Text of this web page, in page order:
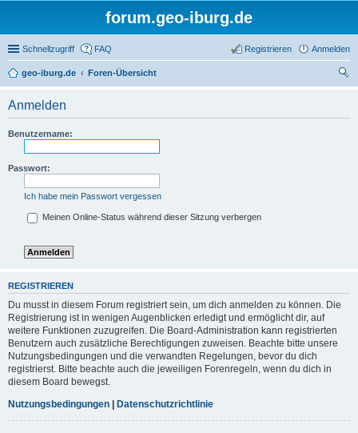
forum.geo-iburg.de
Schnellzugriff FAQ Anmelden
Registrieren
geo-iburg.de
Foren-Übersicht
Anmelden
Benutzername:
Passwort:
Ich habe mein Passwort vergessen
Meinen Online-Status während dieser Sitzung verbergen
REGISTRIEREN
Du musst in diesem Forum registriert sein, um dich anmelden zu können. Die
Registrierung ist in wenigen Augenblicken erledigt und ermöglicht dir, auf
weitere Funktionen zuzugreifen. Die Board-Administration kann registrierten
Benutzern auch zusätzliche Berechtigungen zuweisen. Beachte bitte unsere
Nutzungsbedingungen und die verwandten Regelungen, bevor du dich
registrierst. Bitte beachte auch die jeweiligen Forenregeln, wenn du dich in
diesem Board bewegst.
Nutzungsbedingungen | Datenschutzrichtlinie